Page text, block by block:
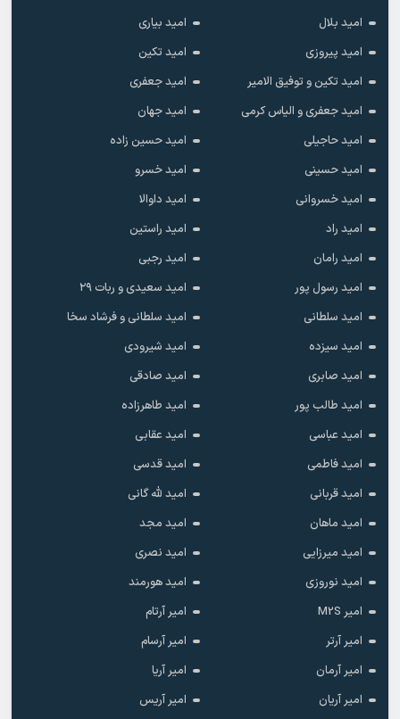
امید بلال
امید بیاری
امید پیروزی
امید تکین
امید تکین و توفیق الامیر
امید جعفری
امید جعفری و الیاس کرمی
امید جهان
امید حاجیلی
امید حسین زاده
امید حسینی
امید خسرو
امید خسروانی
امید داوالا
امید راد
امید راستین
امید رامان
امید رجبی
امید رسول پور
امید سعیدی و ربات ۲۹
امید سلطانی
امید سلطانی و فرشاد سخا
امید سیزده
امید شیرودی
امید صابری
امید صادقی
امید طالب پور
امید طاهرزاده
امید عباسی
امید عقابی
امید فاطمی
امید قدسی
امید قربانی
امید لله گانی
امید ماهان
امید مجد
امید میرزایی
امید نصری
امید نوروزی
امید هورمند
امیر M2S
امیر آرتام
امیر آرتر
امیر آرسام
امیر آرمان
امیر آریا
امیر آریان
امیر آریس